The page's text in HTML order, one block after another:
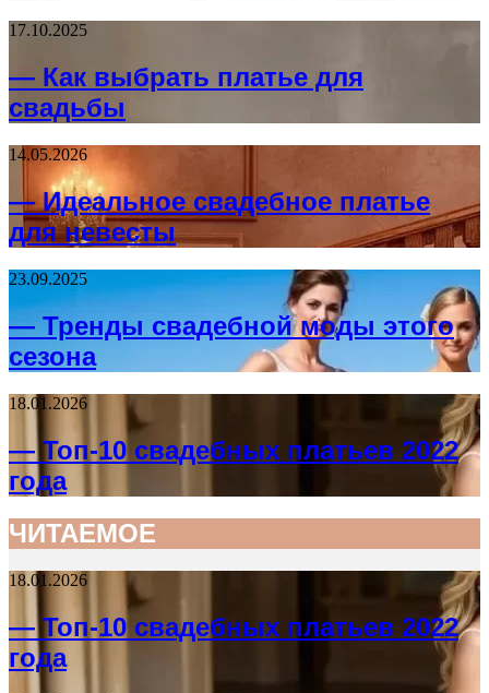
17.10.2025
— Как выбрать платье для
свадьбы
14.05.2026
— Идеальное свадебное платье
для невесты
23.09.2025
— Тренды свадебной моды этого
сезона
18.01.2026
— Топ-10 свадебных платьев 2022
года
ЧИТАЕМОЕ
18.01.2026
— Топ-10 свадебных платьев 2022
года